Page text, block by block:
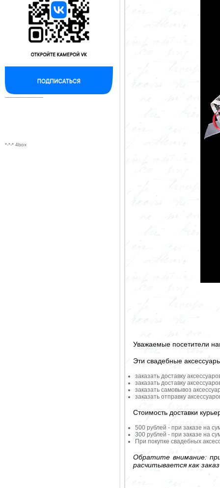
--------------------------
*-*-* 4box
Уважаемые посетители
Эти свадебные
заказать доставку
заказать доставку
заказать самовывоз
заказать отправку
Стоимость доставки
500 рублей - при заказе на
300 рублей - при заказе на
При покупке свадебных
Обратите внимание:
расчитывается как